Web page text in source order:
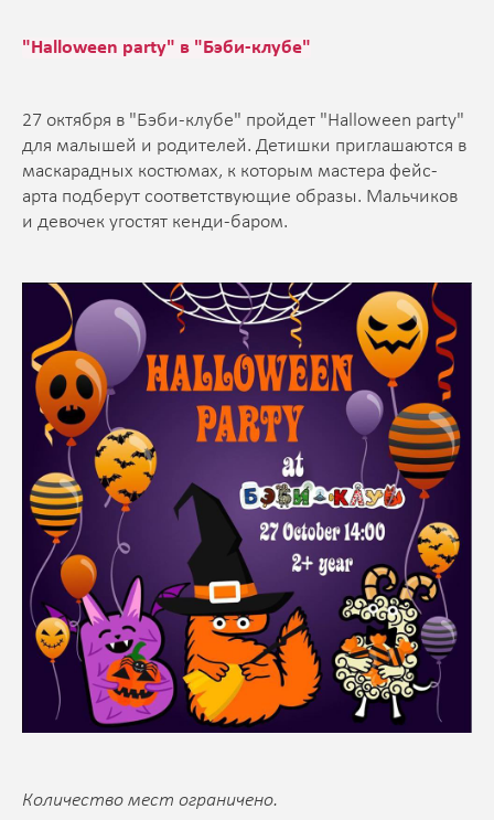
"Halloween party" в "Бэби-клубе"
27 октября в "Бэби-клубе" пройдет "Halloween party"
для малышей и родителей. Детишки приглашаются в
маскарадных костюмах, к которым мастера фейс-
арта подберут соответствующие образы. Мальчиков
и девочек угостят кенди-баром.
Количество мест ограничено.